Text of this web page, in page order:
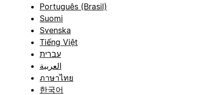
Português (Brasil)
Suomi
Svenska
Tiếng Việt
עברית
العربية
ภาษาไทย
한국어